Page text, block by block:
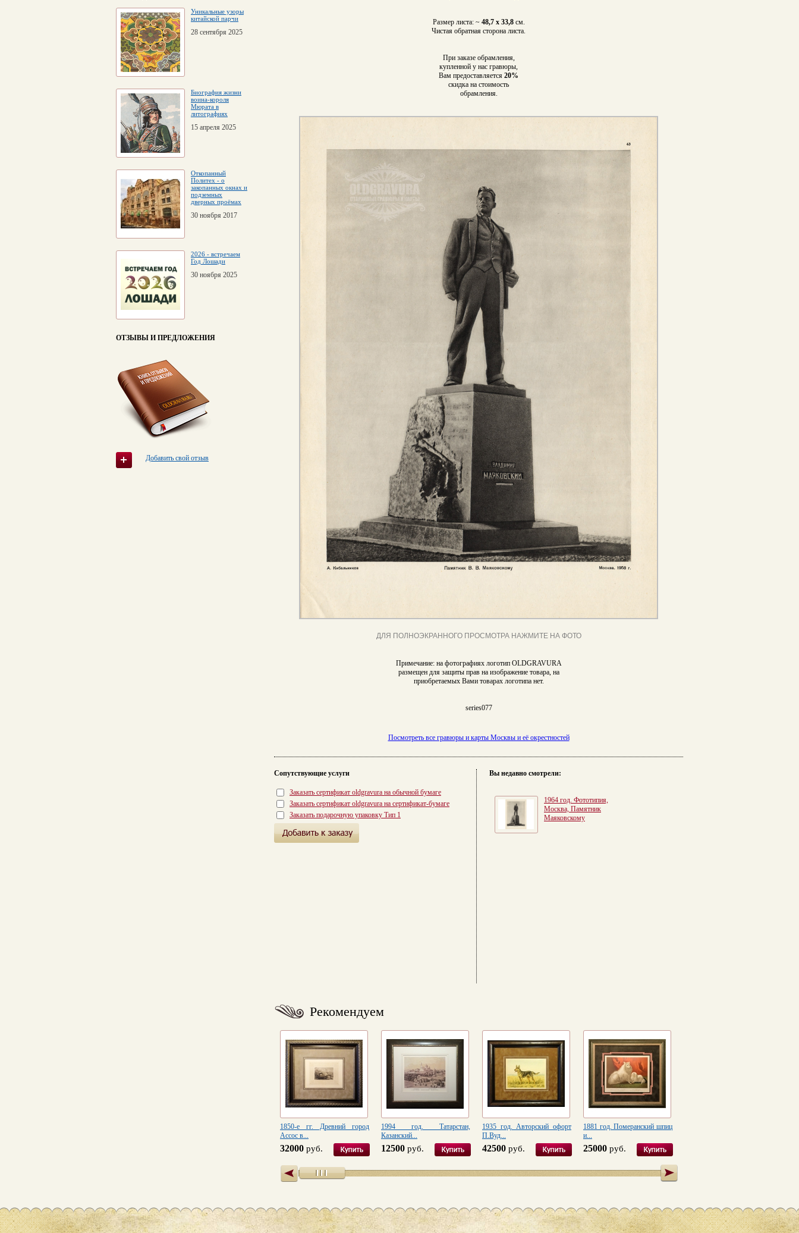
Уникальные узоры
китайской парчи
28 сентября 2025
Биография жизни
воина-короля
Мюрата в
литографиях
15 апреля 2025
Откопанный
Политех - о
закопанных окнах и
подземных
дверных проёмах
30 ноября 2017
2026 - встречаем
Год Лошади
30 ноября 2025
ОТЗЫВЫ И ПРЕДЛОЖЕНИЯ
Добавить свой отзыв
Размер листа: ~ 48,7 х 33,8 см.
Чистая обратная сторона листа.
При заказе обрамления,
купленной у нас гравюры,
Вам предоставляется 20%
скидка на стоимость
обрамления.
ДЛЯ ПОЛНОЭКРАННОГО ПРОСМОТРА НАЖМИТЕ НА ФОТО
Примечание: на фотографиях логотип OLDGRAVURA
размещен для защиты прав на изображение товара, на
приобретаемых Вами товарах логотипа нет.
series077
Посмотреть все гравюры и карты Москвы и её окрестностей
Сопутствующие услуги
Заказать сертификат oldgravura на обычной бумаге
Заказать сертификат oldgravura на сертификат-бумаге
Заказать подарочную упаковку Тип 1
Вы недавно смотрели:
1964 год. Фототипия,
Москва, Памятник
Маяковскому
Рекомендуем
1850-е гг. Древний город
Ассос в...
32000 руб.
1994 год. Татарстан,
Казанский...
12500 руб.
1935 год. Авторский офорт
П.Вуд...
42500 руб.
1881 год. Померанский шпиц
и...
25000 руб.